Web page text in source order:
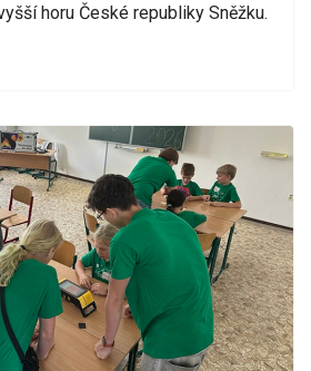
horu České republiky Sněžku.